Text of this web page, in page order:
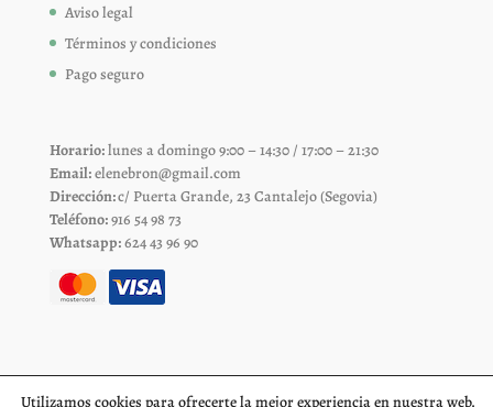
Aviso legal
Términos y condiciones
Pago seguro
Horario:lunes a domingo 9:00 – 14:30 / 17:00 – 21:30
Email:elenebron@gmail.com
Dirección:c/ Puerta Grande, 23 Cantalejo (Segovia)
Teléfono:916 54 98 73
Whatsapp:624 43 96 90
Utilizamos cookies para ofrecerte la mejor experiencia en nuestra web.